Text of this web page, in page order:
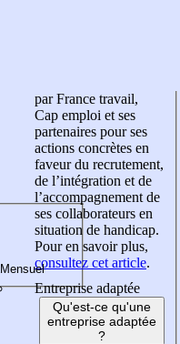
par France travail,
Cap emploi et ses
partenaires pour ses
actions concrètes en
faveur du recrutement,
de l’intégration et de
l’accompagnement de
ses collaborateurs en
situation de handicap.
Pour en savoir plus,
consultez cet article.
Entreprise adaptée
Qu'est-ce qu'une
entreprise adaptée
?